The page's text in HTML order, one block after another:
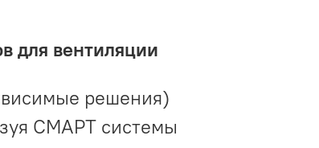
для вентиляции
решения)
СМАРТ системы